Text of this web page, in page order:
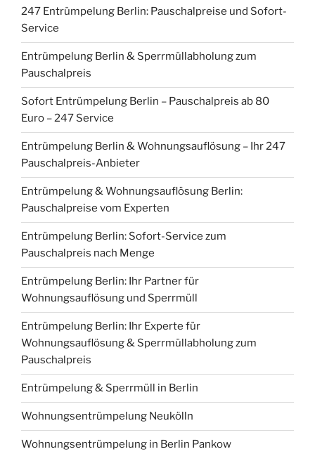
247 Entrümpelung Berlin: Pauschalpreise und Sofort-
Service
Entrümpelung Berlin & Sperrmüllabholung zum
Pauschalpreis
Sofort Entrümpelung Berlin – Pauschalpreis ab 80
Euro – 247 Service
Entrümpelung Berlin & Wohnungsauflösung – Ihr 247
Pauschalpreis-Anbieter
Entrümpelung & Wohnungsauflösung Berlin:
Pauschalpreise vom Experten
Entrümpelung Berlin: Sofort-Service zum
Pauschalpreis nach Menge
Entrümpelung Berlin: Ihr Partner für
Wohnungsauflösung und Sperrmüll
Entrümpelung Berlin: Ihr Experte für
Wohnungsauflösung & Sperrmüllabholung zum
Pauschalpreis
Entrümpelung & Sperrmüll in Berlin
Wohnungsentrümpelung Neukölln
Wohnungsentrümpelung in Berlin Pankow